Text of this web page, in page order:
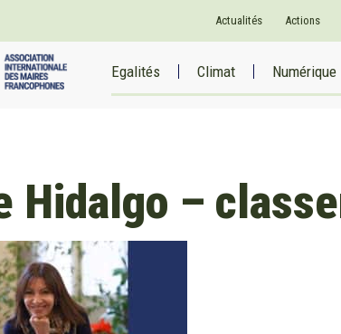
Actualités Actions
Egalités Climat Numérique
Hidalgo –